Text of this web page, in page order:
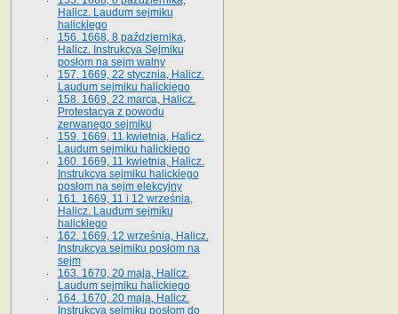
Halicz. Laudum sejmiku
halickiego
156. 1668, 8 października,
Halicz. Instrukcya Sejmiku
posłom na sejm walny
157. 1669, 22 stycznia, Halicz.
Laudum sejmiku halickiego
158. 1669, 22 marca, Halicz.
Protestacya z powodu
zerwanego sejmiku
159. 1669, 11 kwietnia, Halicz.
Laudum sejmiku halickiego
160. 1669, 11 kwietnia, Halicz.
Instrukcya sejmiku halickiego
posłom na sejm elekcyjny
161. 1669, 11 i 12 września,
Halicz. Laudum sejmiku
halickiego
162. 1669, 12 września, Halicz.
Instrukcya sejmiku posłom na
sejm
163. 1670, 20 maja, Halicz.
Laudum sejmiku halickiego
164. 1670, 20 maja, Halicz.
Instrukcya sejmiku posłom do